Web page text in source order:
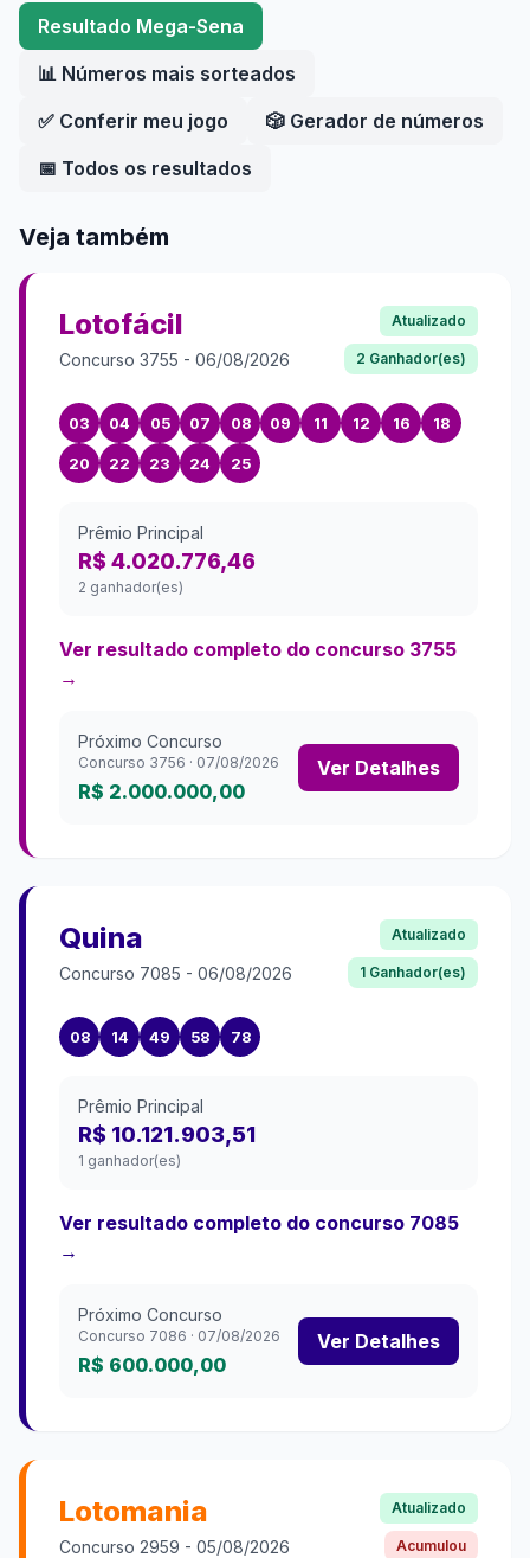
Resultado Mega-Sena
📊 Números mais sorteados
✅ Conferir meu jogo
🎲 Gerador de números
📅 Todos os resultados
Veja também
Lotofácil
Concurso 3755 - 06/08/2026
Atualizado
2 Ganhador(es)
03 04 05 07 08 09 11 12 16 18
20 22 23 24 25
Prêmio Principal
R$ 4.020.776,46
2 ganhador(es)
Ver resultado completo do concurso 3755
→
Próximo Concurso
Concurso 3756 · 07/08/2026
R$ 2.000.000,00
Ver Detalhes
Quina
Concurso 7085 - 06/08/2026
Atualizado
1 Ganhador(es)
08 14 49 58 78
Prêmio Principal
R$ 10.121.903,51
1 ganhador(es)
Ver resultado completo do concurso 7085
→
Próximo Concurso
Concurso 7086 · 07/08/2026
R$ 600.000,00
Ver Detalhes
Lotomania
Concurso 2959 - 05/08/2026
Atualizado
Acumulou